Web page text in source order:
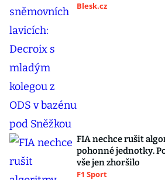
Blesk.cz
FIA nechce rušit
pohonné jednotky.
vše jen zhoršilo
F1 Sport